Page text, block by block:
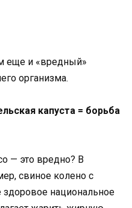
еще и «вредный»
организма.
капуста = борьба
— это вредно? В
свиное колено с
национальное